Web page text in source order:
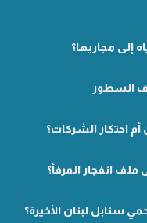
إلى مجاريها؟
السطور
أم احتكار الشركات؟
انفجار المرفأ؟
سنابل لبنان الأخيرة؟